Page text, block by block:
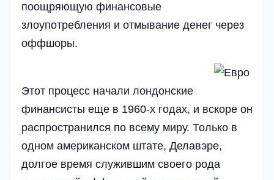
поощряющую финансовые
злоупотребления и отмывание денег через
оффшоры.
Этот процесс начали лондонские
финансисты еще в 1960-х годах, и вскоре он
распространился по всему миру. Только в
одном американском штате, Делавэре,
долгое время служившим своего рода